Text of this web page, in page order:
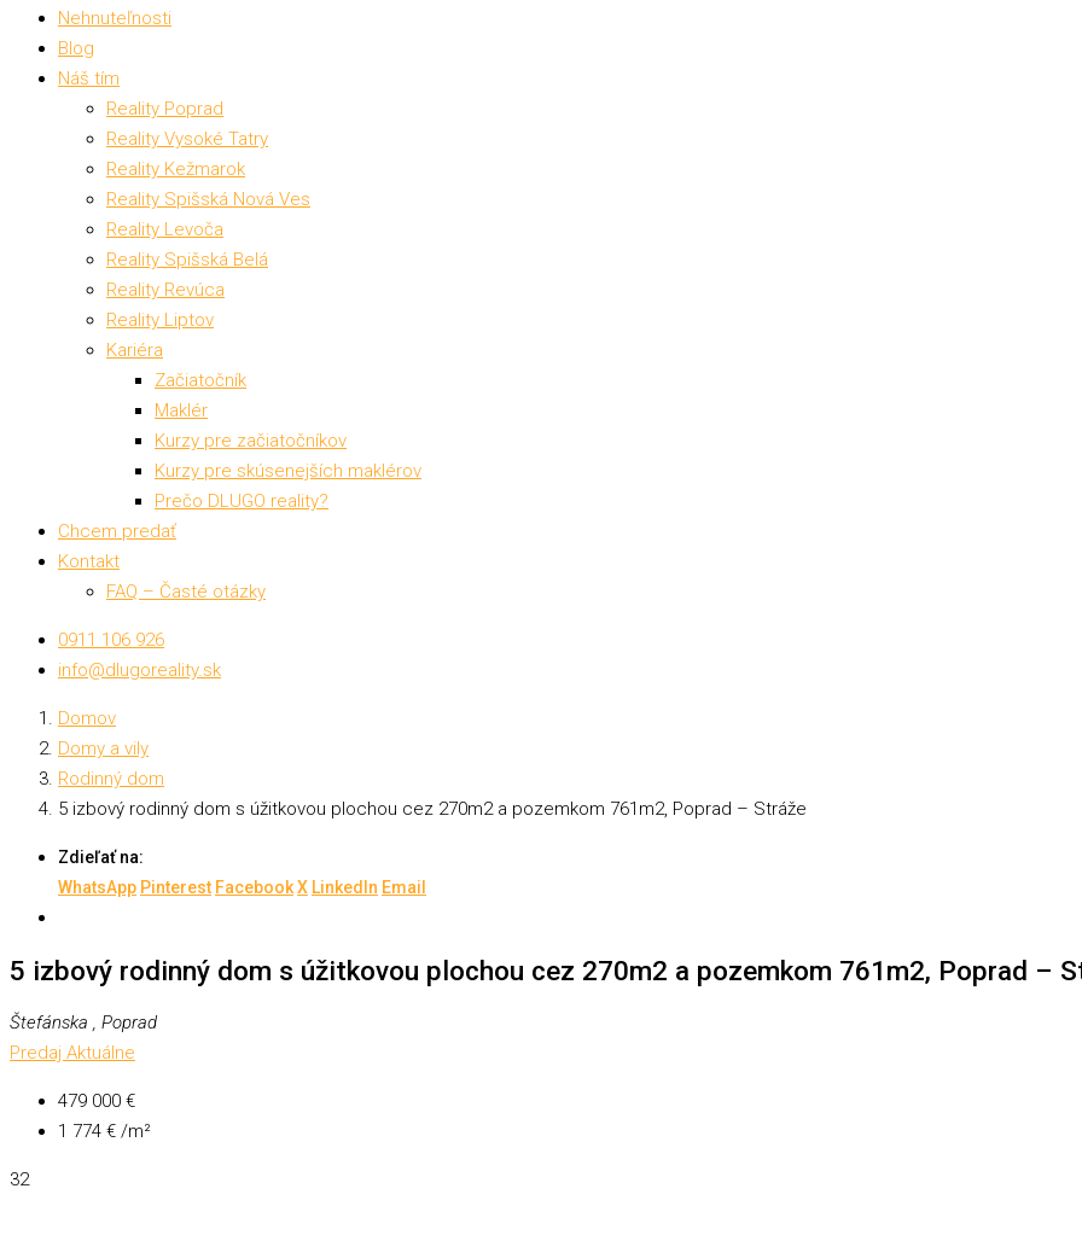
Nehnuteľnosti
Blog
Náš tím
Reality Poprad
Reality Vysoké Tatry
Reality Kežmarok
Reality Spišská Nová Ves
Reality Levoča
Reality Spišská Belá
Reality Revúca
Reality Liptov
Kariéra
Začiatočník
Maklér
Kurzy pre začiatočníkov
Kurzy pre skúsenejších maklérov
Prečo DLUGO reality?
Chcem predať
Kontakt
FAQ – Časté otázky
0911 106 926
info@dlugoreality.sk
Domov
Domy a vily
Rodinný dom
5 izbový rodinný dom s úžitkovou plochou cez 270m2 a pozemkom 761m2, Poprad – Stráže
Zdieľať na:
WhatsApp Pinterest FacebookX LinkedIn Email
5 izbový rodinný dom s úžitkovou plochou cez 270m2 a pozemkom 761m2, Poprad –
Štefánska , Poprad
Predaj Aktuálne
479 000 €
1 774 € /m²
32